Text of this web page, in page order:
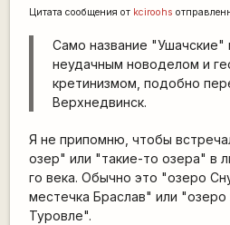
Цитата сообщения от kciroohs
Само название "Ушачские"
неудачным новоделом и
кретинизмом, подобно
Верхнедвинск.
Я не припомню, чтобы
озер" или "такие-то озера" в
го века. Обычно это "озеро
местечка Браслав" или
Туровле".